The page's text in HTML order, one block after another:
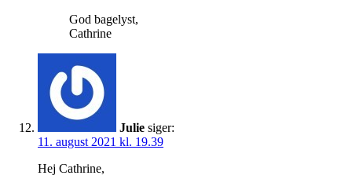
God bagelyst,
Cathrine
Julie siger:
11. august 2021 kl. 19.39
Hej Cathrine,